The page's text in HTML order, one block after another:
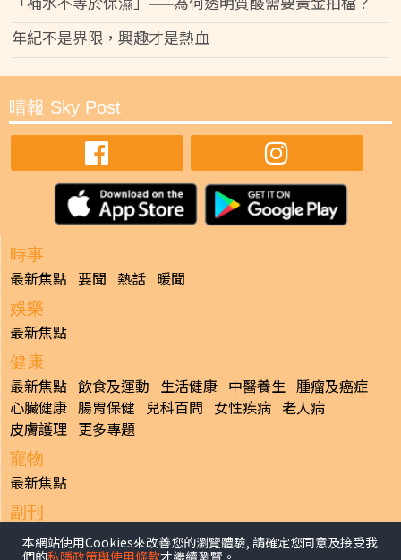
年紀不是界限，興趣才是熱血
晴報 Sky Post
時事
最新焦點 要聞 熱話 暖聞
娛樂
最新焦點
健康
最新焦點 飲食及運動 生活健康 中醫養生 腫瘤及癌症
心臟健康 腸胃保健 兒科百問 女性疾病 老人病
皮膚護理 更多專題
寵物
最新焦點
副刊
最新焦點
本網站使用Cookies來改善您的瀏覽體驗, 請確定您同意及接受我
們的私隱政策與使用條款才繼續瀏覽。